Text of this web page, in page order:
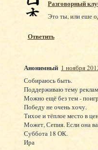
Разговорный
Это ты, или еше
Ответить
Анонимный 1 ноября
Собираюсь быть.
Поддерживаю тему
Можно ещё без тем -
Победу не очень хочу.
Тихое и тёплое место в
Может, Сепия. Если она
Суббота 18 ОК.
Ира